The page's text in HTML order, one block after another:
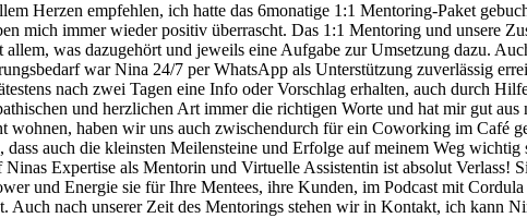
Herzen empfehlen, ich hatte das 6monatige 1:1 Mentoring-Paket
mich immer wieder positiv überrascht. Das 1:1 Mentoring und unsere
was dazugehört und jeweils eine Aufgabe zur Umsetzung dazu.
war Nina 24/7 per WhatsApp als Unterstützung zuverlässig
nach zwei Tagen eine Info oder Vorschlag erhalten, auch durch
und herzlichen Art immer die richtigen Worte und hat mir gut
haben wir uns auch zwischendurch für ein Coworking im Café
auch die kleinsten Meilensteine und Erfolge auf meinem Weg
Expertise als Mentorin und Virtuelle Assistentin ist absolut Verlass!
und Energie sie für Ihre Mentees, ihre Kunden, im Podcast mit
nach unserer Zeit des Mentorings stehen wir in Kontakt, ich kann